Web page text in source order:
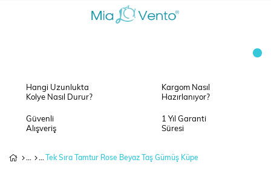
Hangi Uzunlukta
Kolye Nasıl Durur?
Kargom Nasıl
Hazırlanıyor?
Güvenli
Alışveriş
1 Yıl Garanti
Süresi
Tek Sıra Tamtur Rose Beyaz Taş Gümüş Küpe